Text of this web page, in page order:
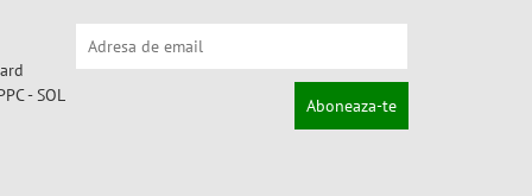
Aboneaza-te